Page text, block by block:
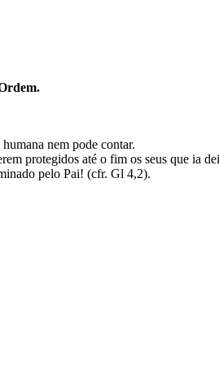
nem pode contar.
protegidos até o fim os seus que ia
pelo Pai! (cfr. Gl 4,2).